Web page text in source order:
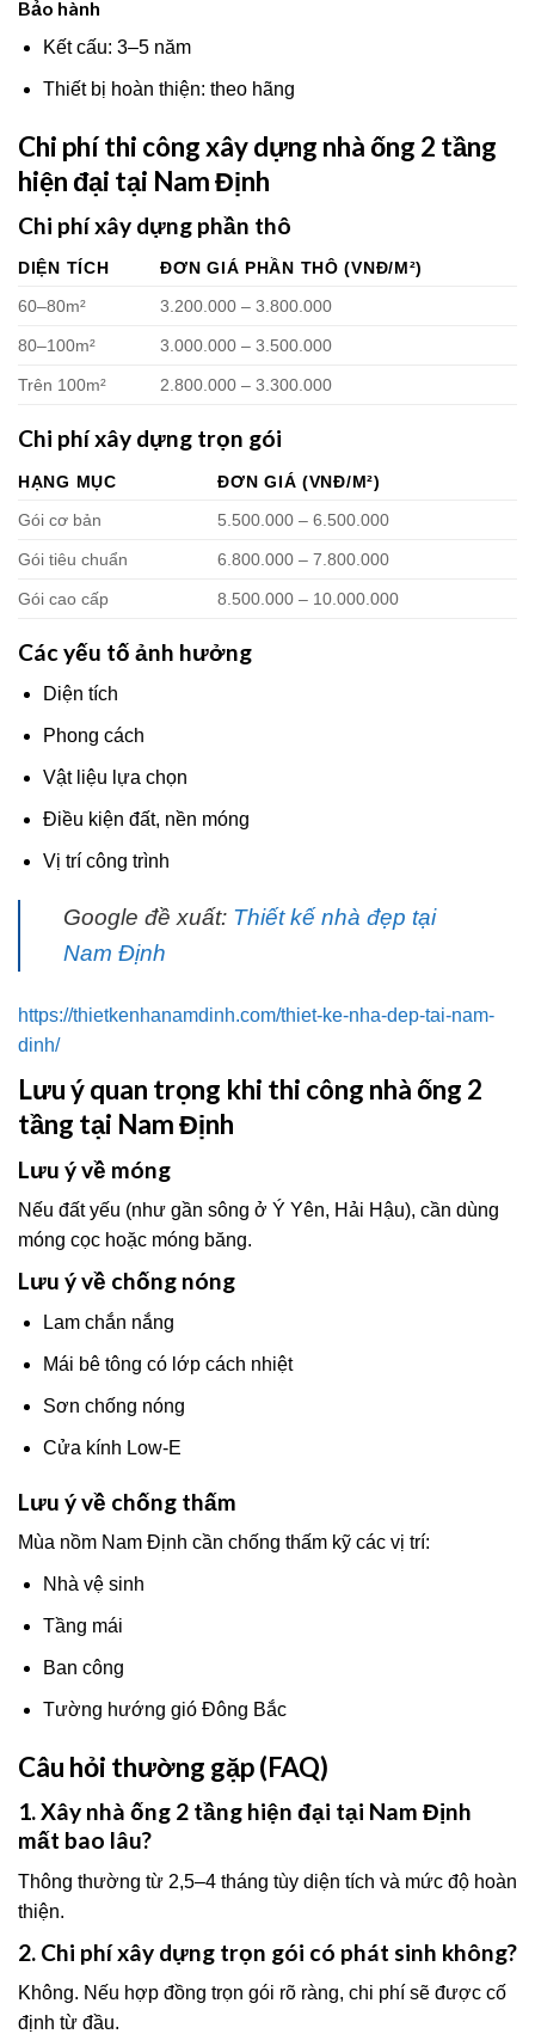
Bảo hành
Kết cấu: 3–5 năm
Thiết bị hoàn thiện: theo hãng
Chi phí thi công xây dựng nhà ống 2 tầng
hiện đại tại Nam Định
Chi phí xây dựng phần thô
DIỆN TÍCH
ĐƠN GIÁ PHẦN THÔ (VNĐ/M²)
60–80m²
3.200.000 – 3.800.000
80–100m² 3.000.000 – 3.500.000
Trên 100m² 2.800.000 – 3.300.000
Chi phí xây dựng trọn gói
HẠNG MỤC
ĐƠN GIÁ (VNĐ/M²)
Gói cơ bản
5.500.000 – 6.500.000
Gói tiêu chuẩn 6.800.000 – 7.800.000
Gói cao cấp 8.500.000 – 10.000.000
Các yếu tố ảnh hưởng
Diện tích
Phong cách
Vật liệu lựa chọn
Điều kiện đất, nền móng
Vị trí công trình
Google đề xuất: Thiết kế nhà đẹp tại
Nam Định
https://thietkenhanamdinh.com/thiet-ke-nha-dep-tai-nam-
dinh/
Lưu ý quan trọng khi thi công nhà ống 2
tầng tại Nam Định
Lưu ý về móng
Nếu đất yếu (như gần sông ở Ý Yên, Hải Hậu), cần dùng
móng cọc hoặc móng băng.
Lưu ý về chống nóng
Lam chắn nắng
Mái bê tông có lớp cách nhiệt
Sơn chống nóng
Cửa kính Low-E
Lưu ý về chống thấm
Mùa nồm Nam Định cần chống thấm kỹ các vị trí:
Nhà vệ sinh
Tầng mái
Ban công
Tường hướng gió Đông Bắc
Câu hỏi thường gặp (FAQ)
1. Xây nhà ống 2 tầng hiện đại tại Nam Định
mất bao lâu?
Thông thường từ 2,5–4 tháng tùy diện tích và mức độ hoàn
thiện.
2. Chi phí xây dựng trọn gói có phát sinh không?
Không. Nếu hợp đồng trọn gói rõ ràng, chi phí sẽ được cố
định từ đầu.